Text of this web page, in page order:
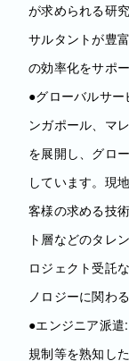
が求められる研
サルタントが豊
の効率化をサポ
●グローバルサ
ンガポール、マ
を展開し、グロ
しています。現
客様の求める技
ト層などのタレ
ロジェクト受託
ノロジーに関わ
●エンジニア派
規制等を熟知し